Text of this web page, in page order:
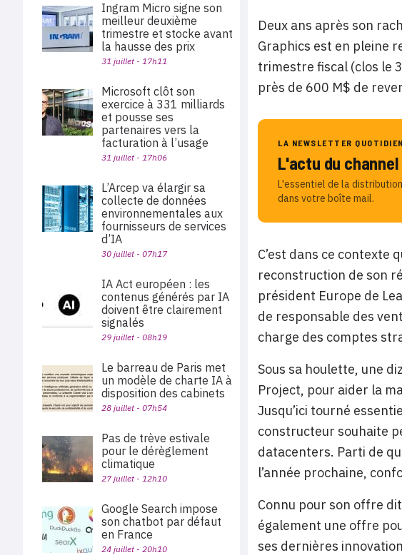
Deux ans après son
Graphics est en pleine
trimestre fiscal (clos le
près de 600 M$ de
LA NEWSLETTER
L'actu du
L'essentiel de la
dans votre boîte mail.
C’est dans ce contexte
reconstruction de son
président Europe de
de responsable des
charge des comptes
Sous sa houlette, une
Project, pour aider la
Jusqu’ici tourné
constructeur souhaite
datacenters. Parti de
l’année prochaine,
Connu pour son offre
également une offre
ses dernières
Ingram Micro signe son
meilleur deuxième
trimestre et stocke avant
la hausse des prix
31 juillet - 17h11
Microsoft clôt son
exercice à 331 milliards
et pousse ses
partenaires vers la
facturation à l’usage
31 juillet - 17h06
L’Arcep va élargir sa
collecte de données
environnementales aux
fournisseurs de services
d’IA
30 juillet - 07h17
IA Act européen : les
contenus générés par IA
doivent être clairement
signalés
29 juillet - 08h19
Le barreau de Paris met
un modèle de charte IA à
disposition des cabinets
28 juillet - 07h54
Pas de trève estivale
pour le dérèglement
climatique
27 juillet - 12h10
Google Search impose
son chatbot par défaut
en France
24 juillet - 20h10